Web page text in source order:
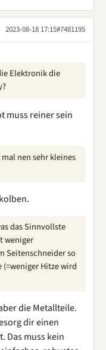
2023-08-18 17:15#7481195
Elektronik die
muss reiner sein
nen sehr kleines
das Sinnvollste
weniger
Seitenschneider so
Hitze wird
die Metallteile.
dir einen
Das muss kein